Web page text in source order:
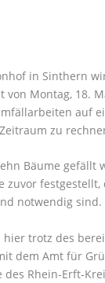
in Sinthern
von Montag, 18.
auf
zu
Bäume
zuvor
notwendig sind.
trotz des
dem Amt für
Rhein-Erft-